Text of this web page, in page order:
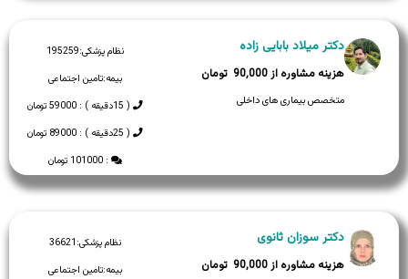
نظام پزشکی:195259
بیمه:تامین اجتماعی
( 15دقیقه ) : 59000 تومان
( 25دقیقه ) : 89000 تومان
: 101000 تومان
دکتر میلاد بابایی زاده
90,000
متخصص بیماری های داخلی
نظام پزشکی:36621
بیمه:تامین اجتماعی
دکتر سوزان ثانوی
90,000